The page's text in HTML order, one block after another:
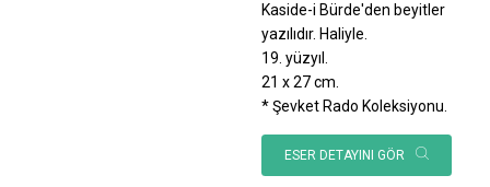
Kaside-i Bürde'den beyitler
yazılıdır. Haliyle.
19. yüzyıl.
21 x 27 cm.
* Şevket Rado Koleksiyonu.
ESER DETAYINI GÖR